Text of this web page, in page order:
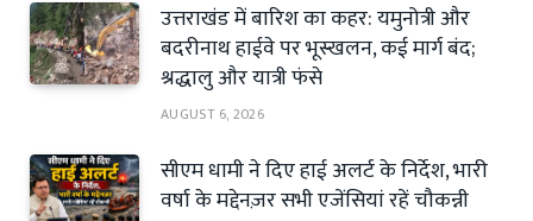
उत्तराखंड में बारिश का कहर: यमुनोत्री और
बदरीनाथ हाईवे पर भूस्खलन, कई मार्ग बंद;
श्रद्धालु और यात्री फंसे
AUGUST 6, 2026
सीएम धामी ने दिए हाई अलर्ट के निर्देश, भारी
वर्षा के मद्देनज़र सभी एजेंसियां रहें चौकन्नी